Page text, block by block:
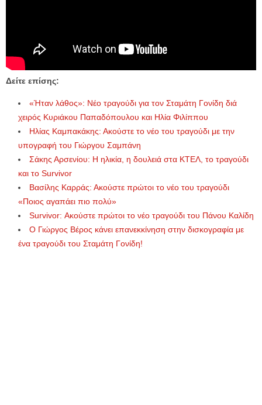
Δείτε επίσης:
«Ήταν λάθος»: Νέο τραγούδι για τον Σταμάτη Γονίδη διά
χειρός Κυριάκου Παπαδόπουλου και Ηλία Φιλίππου
Ηλίας Καμπακάκης: Ακούστε το νέο του τραγούδι με την
υπογραφή του Γιώργου Σαμπάνη
Σάκης Αρσενίου: Η ηλικία, η δουλειά στα ΚΤΕΛ, το τραγούδι
και το Survivor
Βασίλης Καρράς: Ακούστε πρώτοι το νέο του τραγούδι
«Ποιος αγαπάει πιο πολύ»
Survivor: Ακούστε πρώτοι το νέο τραγούδι του Πάνου Καλίδη
Ο Γιώργος Βέρος κάνει επανεκκίνηση στην δισκογραφία με
ένα τραγούδι του Σταμάτη Γονίδη!